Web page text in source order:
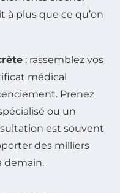
à plus que ce qu’on
: rassemblez vos
médical
Prenez
ou un
est souvent
des milliers
demain.